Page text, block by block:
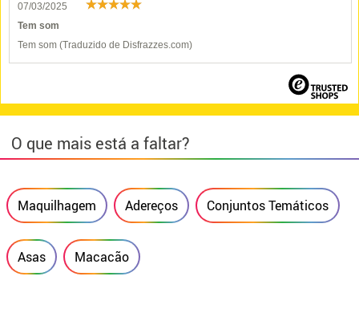
07/03/2025
Tem som
Tem som (Traduzido de Disfrazzes.com)
O que mais está a faltar?
Maquilhagem Adereços Conjuntos Temáticos
Asas Macacão